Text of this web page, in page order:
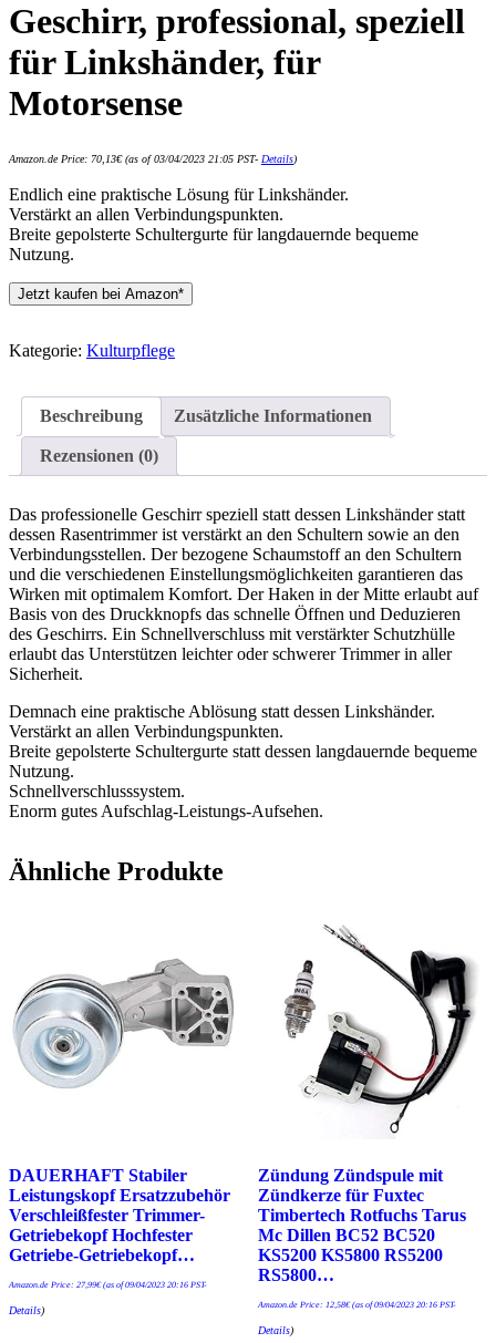
Geschirr, professional, speziell
für Linkshänder, für
Motorsense
Amazon.de Price: 70,13€(as of 03/04/2023 21:05 PST- Details)
Endlich eine praktische Lösung für Linkshänder.
Verstärkt an allen Verbindungspunkten.
Breite gepolsterte Schultergurte für langdauernde bequeme
Nutzung.
Jetzt kaufen bei Amazon*
Kategorie: Kulturpflege
Beschreibung Zusätzliche Informationen
Rezensionen (0)
Das professionelle Geschirr speziell statt dessen Linkshänder statt
dessen Rasentrimmer ist verstärkt an den Schultern sowie an den
Verbindungsstellen. Der bezogene Schaumstoff an den Schultern
und die verschiedenen Einstellungsmöglichkeiten garantieren das
Wirken mit optimalem Komfort. Der Haken in der Mitte erlaubt auf
Basis von des Druckknopfs das schnelle Öffnen und Deduzieren
des Geschirrs. Ein Schnellverschluss mit verstärkter Schutzhülle
erlaubt das Unterstützen leichter oder schwerer Trimmer in aller
Sicherheit.
Demnach eine praktische Ablösung statt dessen Linkshänder.
Verstärkt an allen Verbindungspunkten.
Breite gepolsterte Schultergurte statt dessen langdauernde bequeme
Nutzung.
Schnellverschlusssystem.
Enorm gutes Aufschlag-Leistungs-Aufsehen.
Ähnliche Produkte
DAUERHAFT Stabiler
Leistungskopf Ersatzzubehör
Verschleißfester Trimmer-
Getriebekopf Hochfester
Getriebe-Getriebekopf…
Amazon.de Price: 27,99€(as of 09/04/2023 20:16 PST-
Details)
Zündung Zündspule mit
Zündkerze für Fuxtec
Timbertech Rotfuchs Tarus
Mc Dillen BC52 BC520
KS5200 KS5800 RS5200
RS5800…
Amazon.de Price: 12,58€(as of 09/04/2023 20:16 PST-
Details)